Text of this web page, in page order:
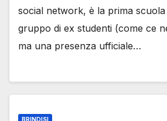
social network, è la prima
gruppo di ex studenti (come ce
ma una presenza ufficiale…
BRINDISI